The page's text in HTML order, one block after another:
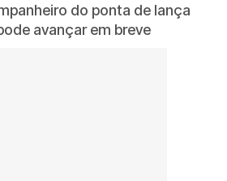
do ponta de lança
avançar em breve